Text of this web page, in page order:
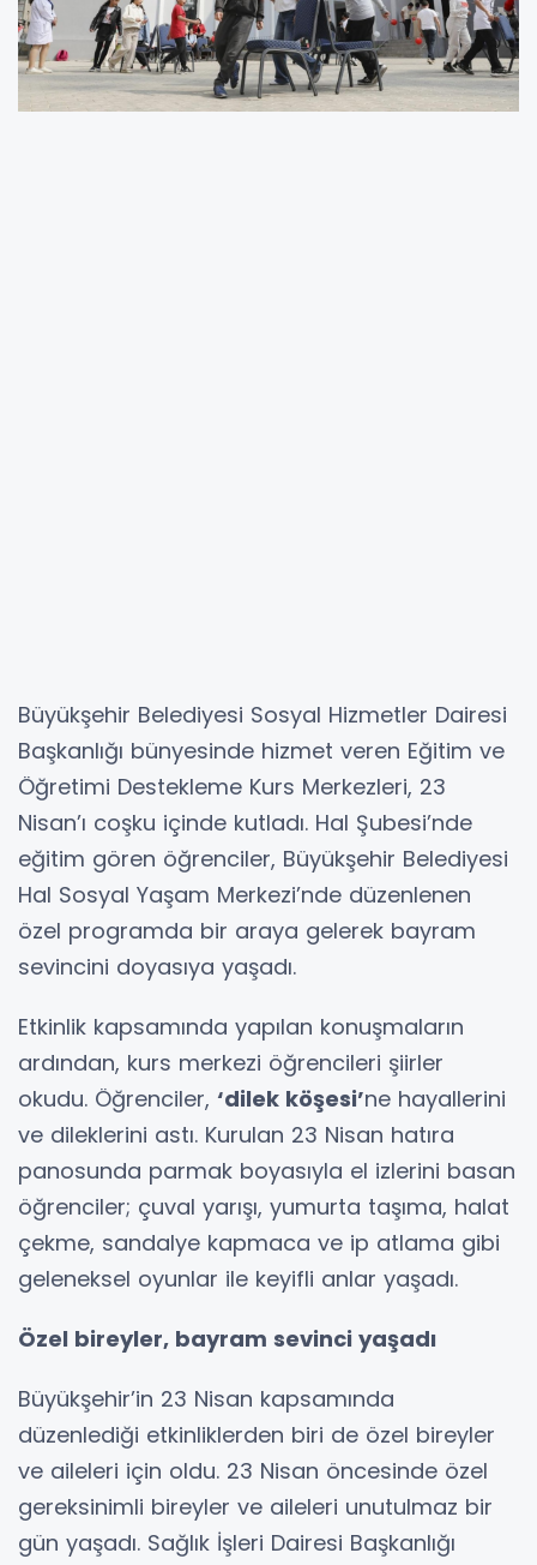
Büyükşehir Belediyesi Sosyal Hizmetler Dairesi
Başkanlığı bünyesinde hizmet veren Eğitim ve
Öğretimi Destekleme Kurs Merkezleri, 23
Nisan’ı coşku içinde kutladı. Hal Şubesi’nde
eğitim gören öğrenciler, Büyükşehir Belediyesi
Hal Sosyal Yaşam Merkezi’nde düzenlenen
özel programda bir araya gelerek bayram
sevincini doyasıya yaşadı.
Etkinlik kapsamında yapılan konuşmaların
ardından, kurs merkezi öğrencileri şiirler
okudu. Öğrenciler, ‘dilek köşesi’ne hayallerini
ve dileklerini astı. Kurulan 23 Nisan hatıra
panosunda parmak boyasıyla el izlerini basan
öğrenciler; çuval yarışı, yumurta taşıma, halat
çekme, sandalye kapmaca ve ip atlama gibi
geleneksel oyunlar ile keyifli anlar yaşadı.
Özel bireyler, bayram sevinci yaşadı
Büyükşehir’in 23 Nisan kapsamında
düzenlediği etkinliklerden biri de özel bireyler
ve aileleri için oldu. 23 Nisan öncesinde özel
gereksinimli bireyler ve aileleri unutulmaz bir
gün yaşadı. Sağlık İşleri Dairesi Başkanlığı